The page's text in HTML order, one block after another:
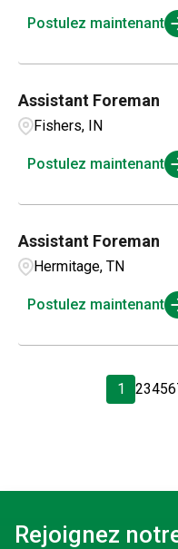
Postulez maintenant
Assistant Foreman
Fishers, IN
Postulez maintenant
Assistant Foreman
Hermitage, TN
Postulez maintenant
1 23456
Rejoignez